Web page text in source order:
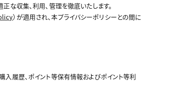
な収集、利用、管理を徹底いたします。
）が適用され、本プライバシーポリシーとの間に
購入履歴、ポイント等保有情報およびポイント等利